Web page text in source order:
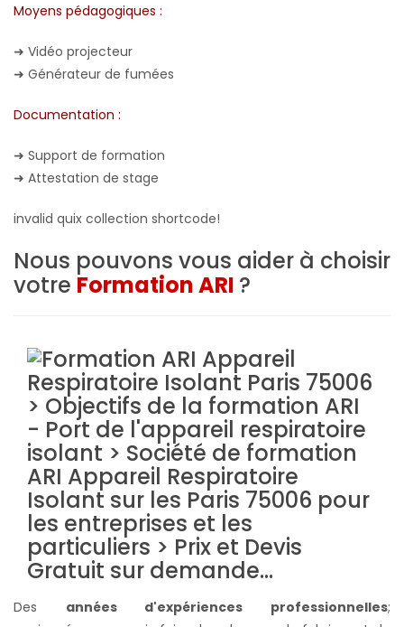
Moyens pédagogiques :
➜ Vidéo projecteur
➜ Générateur de fumées
Documentation :
➜ Support de formation
➜ Attestation de stage
invalid quix collection shortcode!
Nous pouvons vous aider à choisir
votre Formation ARI ?
Des années d'expériences professionnelles;